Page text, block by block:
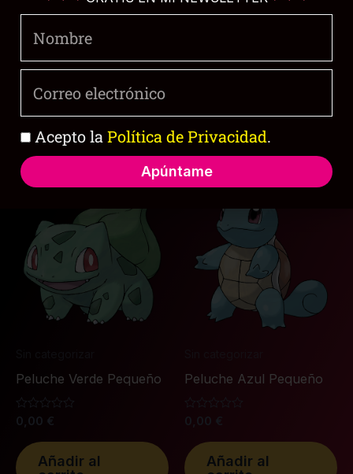
Productos relacionados
Peluche Verde Pequeño
Valorado
con
de
5
0,00 €
Añadir al
Peluche Azul Pequeño
de
5
Añadir al
electrónico
Política
de
privacidad
Acepto laPolítica de Privacidad.
Apúntame